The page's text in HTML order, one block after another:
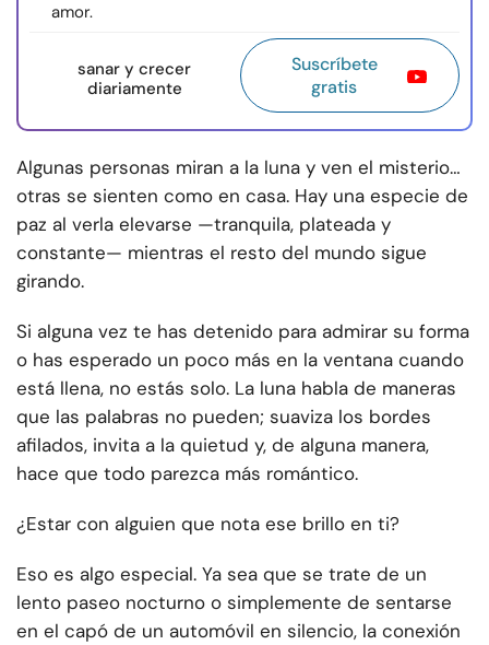
amor.
sanar y crecer
diariamente
Suscríbete
gratis
Algunas personas miran a la luna y ven el misterio…
otras se sienten como en casa. Hay una especie de
paz al verla elevarse —tranquila, plateada y
constante— mientras el resto del mundo sigue
girando.
Si alguna vez te has detenido para admirar su forma
o has esperado un poco más en la ventana cuando
está llena, no estás solo. La luna habla de maneras
que las palabras no pueden; suaviza los bordes
afilados, invita a la quietud y, de alguna manera,
hace que todo parezca más romántico.
¿Estar con alguien que nota ese brillo en ti?
Eso es algo especial. Ya sea que se trate de un
lento paseo nocturno o simplemente de sentarse
en el capó de un automóvil en silencio, la conexión